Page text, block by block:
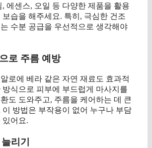
, 에센스, 오일 등 다양한 제품을 활용
습을 해주세요. 특히, 극심한 건조
수분 공급을 우선적으로 생각해야
로 주름 예방
로에 베라 같은 자연 재료도 효과적
방식으로 피부에 부드럽게 마사지를
도 도와주고, 주름을 케어하는 데 큰
이 방법은 부작용이 없어 누구나 부담
있어요.
리기